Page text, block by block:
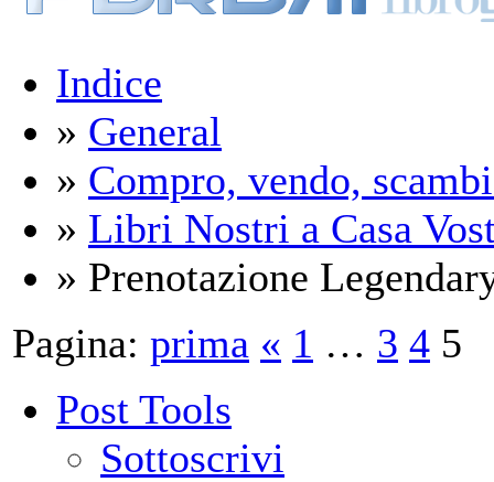
Indice
» General
» Compro, vendo,
» Libri Nostri a Casa
» Prenotazione
Pagina: prima « 1 … 3 4 5
Post Tools
Sottoscrivi